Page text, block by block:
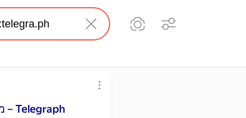
מספרי טלפון של זונות - סקסיות ליברליות לשירותך – Telegraph